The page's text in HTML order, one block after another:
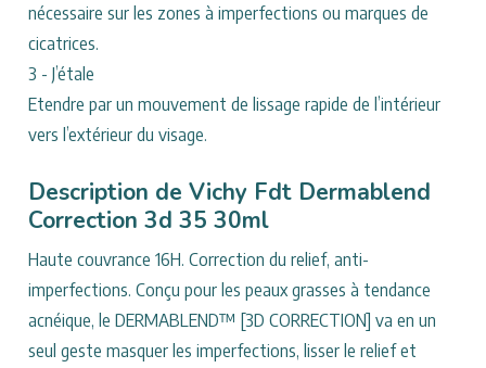
nécessaire sur les zones à imperfections ou marques de
cicatrices.
3 - J’étale
Etendre par un mouvement de lissage rapide de l’intérieur
vers l’extérieur du visage.
Description de Vichy Fdt Dermablend
Correction 3d 35 30ml
Haute couvrance 16H. Correction du relief, anti-
imperfections. Conçu pour les peaux grasses à tendance
acnéique, le DERMABLEND™ [3D CORRECTION] va en un
seul geste masquer les imperfections, lisser le relief et